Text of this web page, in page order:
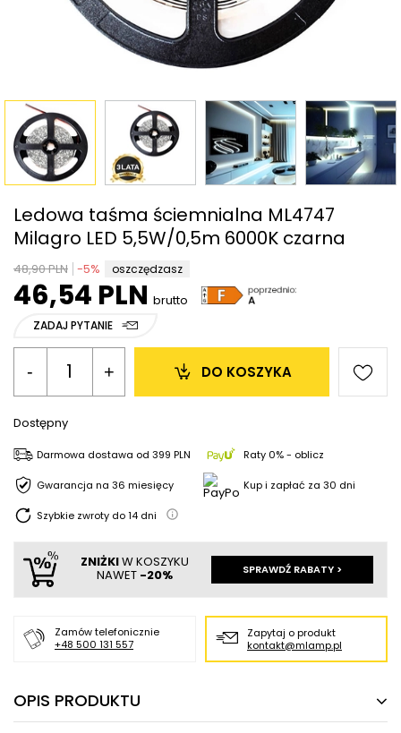
Ledowa taśma ściemnialna ML4747
Milagro LED 5,5W/0,5m 6000K czarna
48,90 PLN -5% oszczędzasz
46,54 PLN brutto
ZADAJ PYTANIE
- + DO KOSZYKA
Dostępny
Darmowa dostawa od 399 PLN Raty 0% - oblicz
Gwarancja na 36 miesięcy Kup i zapłać za 30 dni
Szybkie zwroty do14 dni
ZNIŻKIW KOSZYKU
NAWET -20% SPRAWDŹ RABATY >
Zamów telefonicznie
+48 500 131 557
Zapytaj o produkt
kontakt@mlamp.pl
OPIS PRODUKTU